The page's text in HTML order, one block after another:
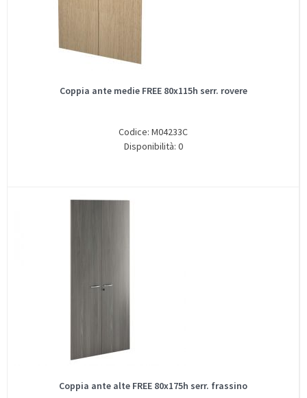
Coppia ante medie FREE 80x115h serr. rovere
Codice: M04233C
Disponibilità: 0
Coppia ante alte FREE 80x175h serr. frassino